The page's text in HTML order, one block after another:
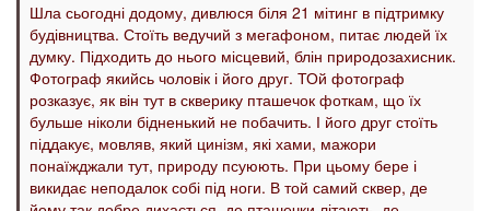
Шла сьогодні додому, дивлюся біля 21 мітинг в підтримку
будівництва. Стоїть ведучий з мегафоном, питає людей їх
думку. Підходить до нього місцевий, блін природозахисник.
Фотограф якийсь чоловік і його друг. ТОй фотограф
розказує, як він тут в скверику пташечок фоткам, що їх
бульше ніколи бідненький не побачить. І його друг стоїть
піддакує, мовляв, який цинізм, які хами, мажори
понаїжджали тут, природу псуюють. При цьому бере і
викидає неподалок собі під ноги. В той самий сквер, де